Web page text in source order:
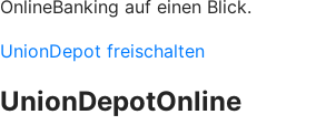
OnlineBanking auf einen Blick.
UnionDepot freischalten
UnionDepotOnline